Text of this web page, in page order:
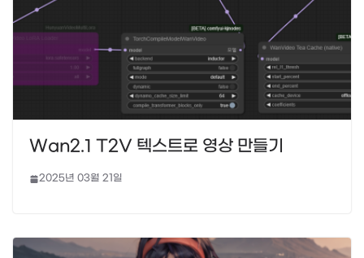
Wan2.1 T2V 텍스트로 영상 만들기
2025년 03월 21일